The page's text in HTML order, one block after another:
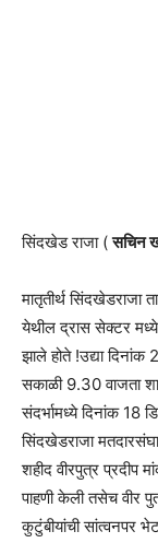
सिंदखेड राजा (सचिन
मातृतीर्थ सिंदखेडराजा
येथील द्रास सेक्टर मध्ये
झाले होते !उद्या
सकाळी 9.30 वाजता
संदर्भामध्ये दिनांक 18
सिंदखेडराजा
शहीद वीरपुत्र प्रदीप
पाहणी केली तसेच वीर
कुटुंबीयांची सांत्वनपर